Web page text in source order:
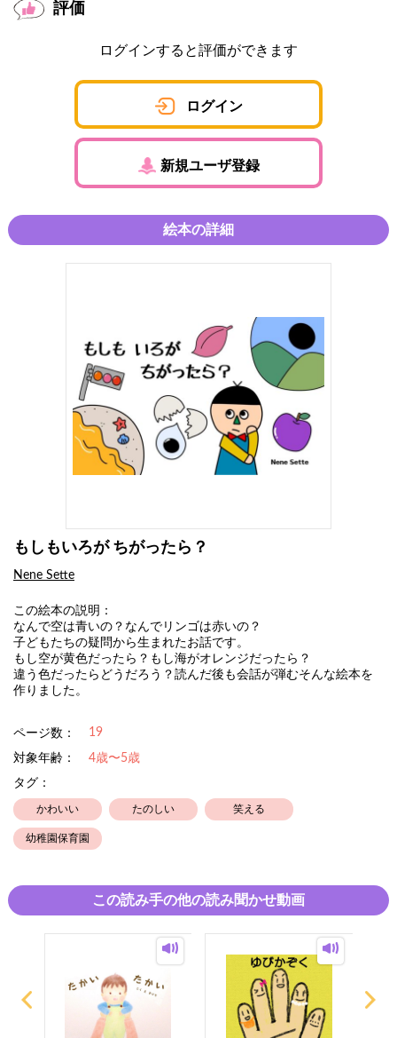
評価
ログインすると評価ができます
ログイン
新規ユーザ登録
絵本の詳細
もしもいろが ちがったら？
Nene Sette
この絵本の説明：
なんで空は青いの？なんでリンゴは赤いの？
子どもたちの疑問から生まれたお話です。
もし空が黄色だったら？もし海がオレンジだったら？
違う色だったらどうだろう？読んだ後も会話が弾むそんな絵本を
作りました。
ページ数： 19
対象年齢：
4歳〜5歳
タグ：
かわいい たのしい 笑える
幼稚園保育園
この読み手の他の読み聞かせ動画